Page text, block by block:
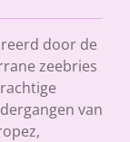
door de
zeebries
van